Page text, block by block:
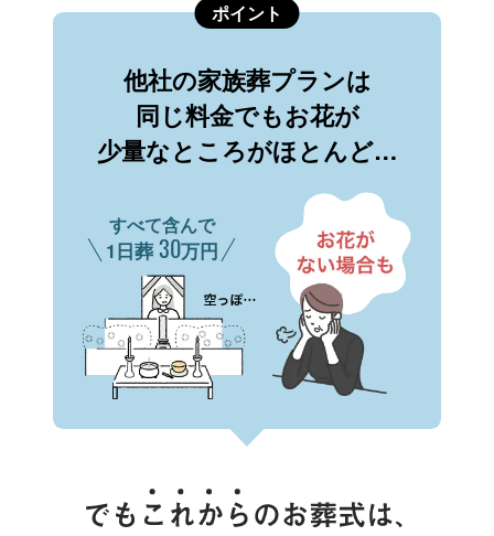
ポイント
他社の家族葬プランは
同じ料金でもお花が
少量なところがほとんど…
すべて含んで
1日葬 30万円